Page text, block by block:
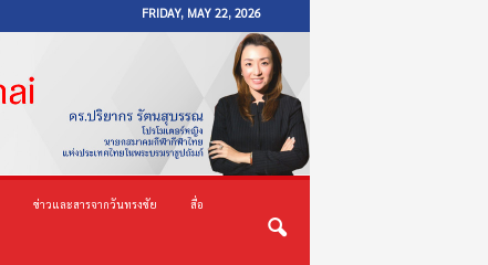
FRIDAY, MAY 22, 2026
ข่าวและสารจากวันทรงชัย สื่อ